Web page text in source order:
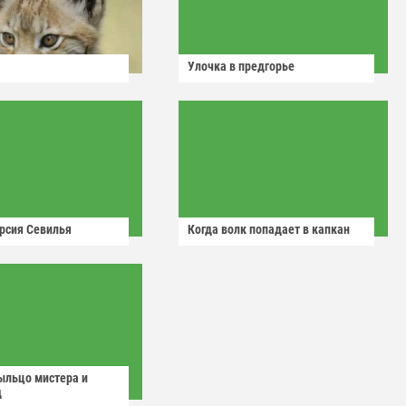
Улочка в предгорье
Севилья Когда волк попадает в капкан
мистера и